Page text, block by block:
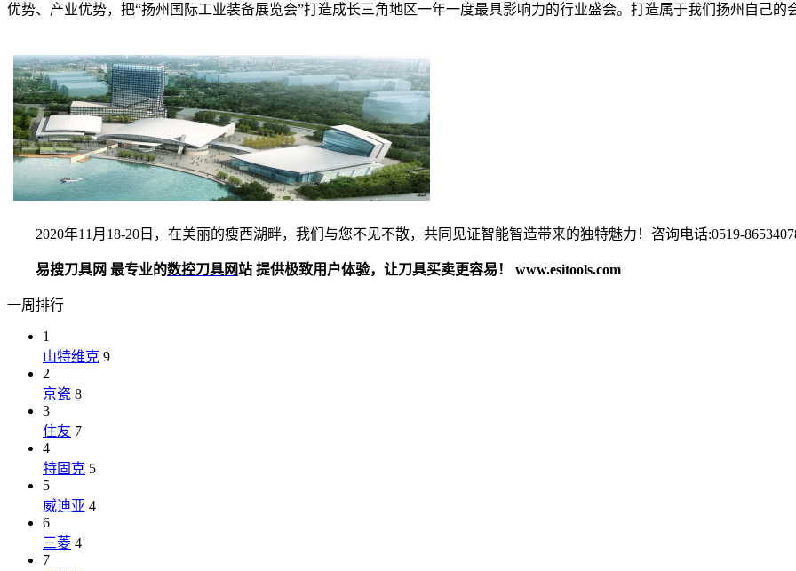
优势、产业优势，把“扬州国际工业装备展览会”打造成长三角地区一年一度最具影响力的行业盛会。打造属于我们扬州自己的
2020年11月18-20日，在美丽的瘦西湖畔，我们与您不见不散，共同见证智能智造带来的独特魅力！咨询电话:0519-
易搜刀具网 最专业的数控刀具网站 提供极致用户体验，让刀具买卖更容易！ www.esitools.com
一周排行
1
山特维克 9
2
京瓷 8
3
住友 7
4
特固克 5
5
威迪亚 4
6
三菱 4
7